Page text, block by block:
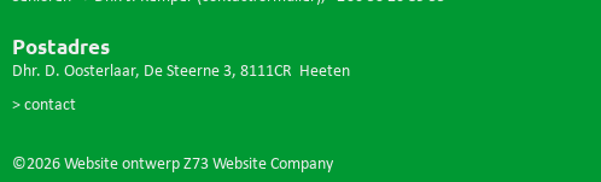
Postadres
Dhr. D. Oosterlaar, De Steerne 3, 8111CR Heeten
> contact
©2026 Website ontwerp Z73 Website Company